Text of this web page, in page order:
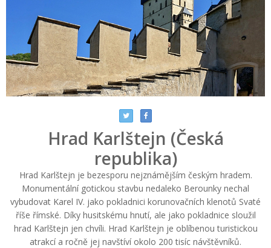
Hrad Karlštejn (Česká
republika)
Hrad Karlštejn je bezesporu nejznámějším českým hradem.
Monumentální gotickou stavbu nedaleko Berounky nechal
vybudovat Karel IV. jako pokladnici korunovačních klenotů Svaté
říše římské. Díky husitskému hnutí, ale jako pokladnice sloužil
hrad Karlštejn jen chvíli. Hrad Karlštejn je oblíbenou turistickou
atrakcí a ročně jej navštíví okolo 200 tisíc návštěvníků.